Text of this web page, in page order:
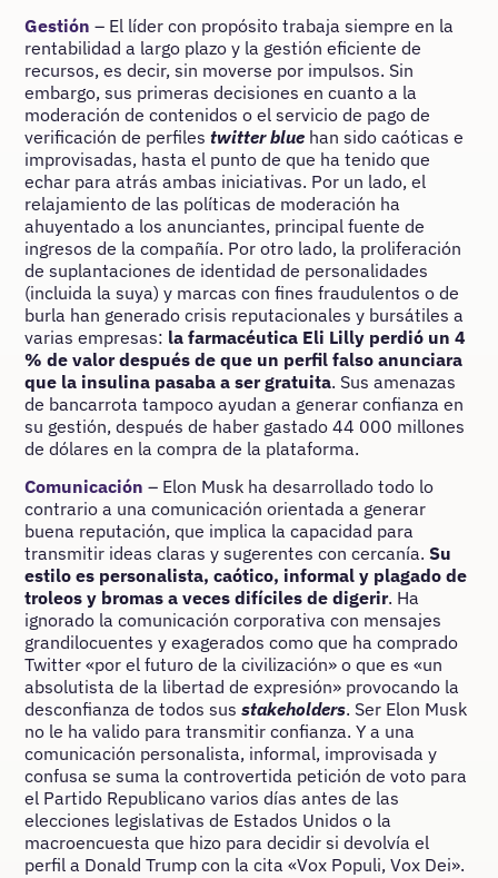
Gestión – El líder con propósito trabaja siempre en la
rentabilidad a largo plazo y la gestión eficiente de
recursos, es decir, sin moverse por impulsos. Sin
embargo, sus primeras decisiones en cuanto a la
moderación de contenidos o el servicio de pago de
verificación de perfilestwitter blue han sido caóticas e
improvisadas, hasta el punto de que ha tenido que
echar para atrás ambas iniciativas. Por un lado, el
relajamiento de las políticas de moderación ha
ahuyentado a los anunciantes, principal fuente de
ingresos de la compañía. Por otro lado, la proliferación
de suplantaciones de identidad de personalidades
(incluida la suya) y marcas con fines fraudulentos o de
burla han generado crisis reputacionales y bursátiles a
varias empresas: la farmacéutica Eli Lilly perdió un 4
% de valor después de que un perfil falso anunciara
que la insulina pasaba a ser gratuita. Sus amenazas
de bancarrota tampoco ayudan a generar confianza en
su gestión, después de haber gastado 44 000 millones
de dólares en la compra de la plataforma.
Comunicación – Elon Musk ha desarrollado todo lo
contrario a una comunicación orientada a generar
buena reputación, que implica la capacidad para
transmitir ideas claras y sugerentes con cercanía.Su
estilo es personalista, caótico, informal y plagado de
troleos y bromas a veces difíciles de digerir. Ha
ignorado la comunicación corporativa con mensajes
grandilocuentes y exagerados como que ha comprado
Twitter «por el futuro de la civilización» o que es «un
absolutista de la libertad de expresión» provocando la
desconfianza de todos susstakeholders. Ser Elon Musk
no le ha valido para transmitir confianza. Y a una
comunicación personalista, informal, improvisada y
confusa se suma la controvertida petición de voto para
el Partido Republicano varios días antes de las
elecciones legislativas de Estados Unidos o la
macroencuesta que hizo para decidir si devolvía el
perfil a Donald Trump con la cita «Vox Populi, Vox Dei».